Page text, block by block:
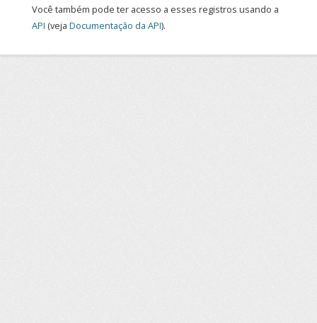
Você também pode ter acesso a esses registros usando a
API (veja Documentação da API).